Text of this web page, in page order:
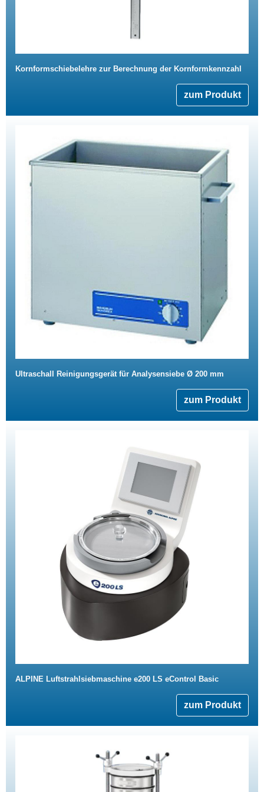
Kornformschiebelehre zur Berechnung der Kornformkennzahl
zum Produkt
Ultraschall Reinigungsgerät für Analysensiebe Ø 200 mm
zum Produkt
ALPINE Luftstrahlsiebmaschine e200 LS eControl Basic
zum Produkt